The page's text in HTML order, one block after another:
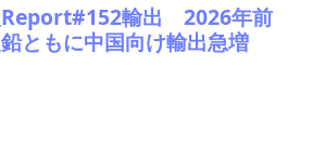
Report#152輸出 2026年前
ともに中国向け輸出急増